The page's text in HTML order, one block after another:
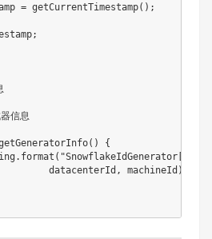
= getCurrentTimestamp();
信息
{
datacenterId, machineId);